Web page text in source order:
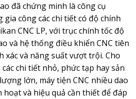
đã chứng minh là công cụ
công các chi tiết có độ chính
CNC LP, với trục chính tốc độ
và hệ thống điều khiển CNC tiên
xác và năng suất vượt trội. Cho
chi tiết nhỏ, phức tạp hay sản
lớn, máy tiện CNC nhiều dao
hoạt và hiệu quả cần thiết để đáp